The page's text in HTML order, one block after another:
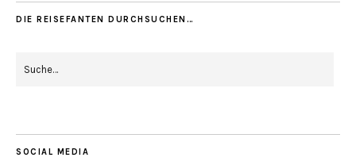
DIE REISEFANTEN DURCHSUCHEN…
SOCIAL MEDIA